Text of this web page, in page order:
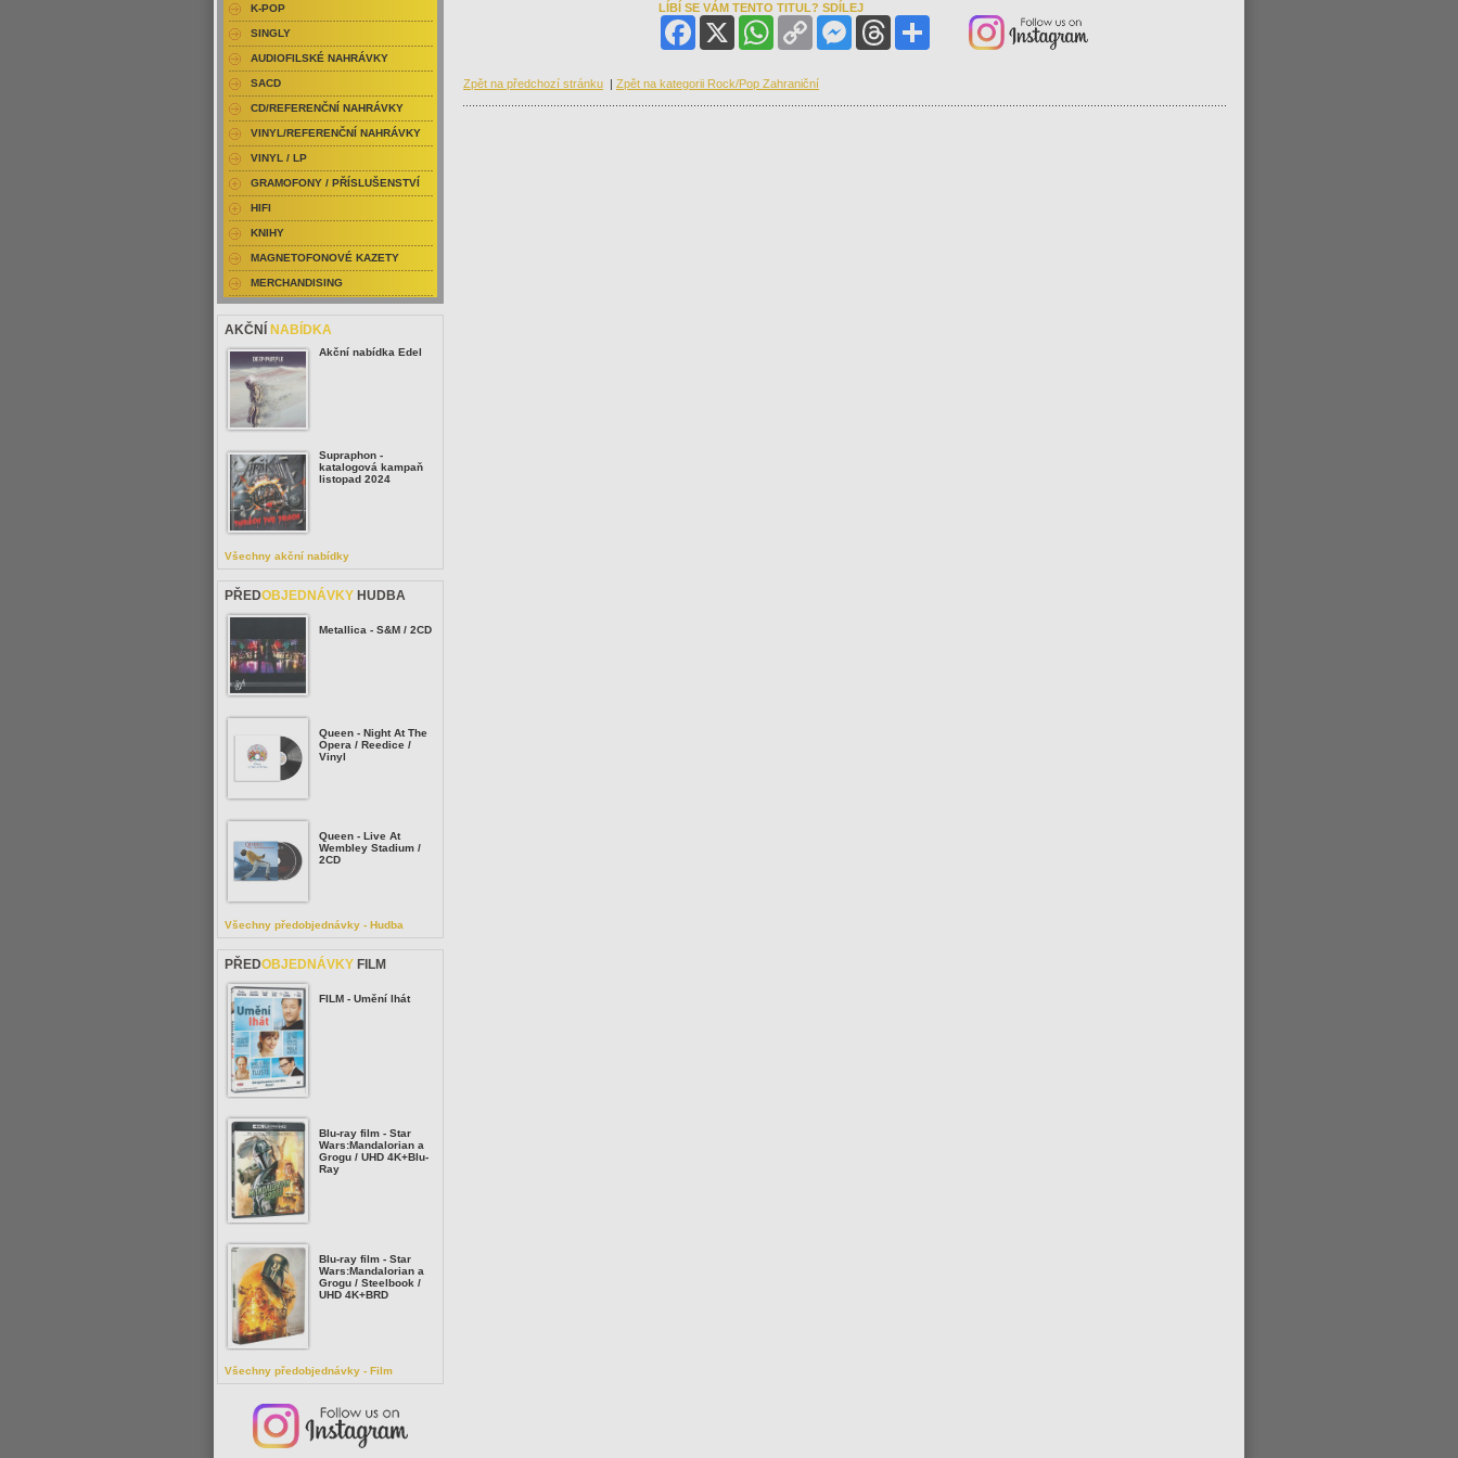
LÍBÍ SE VÁM TENTO TITUL? SDÍLEJ
Facebook
WhatsAppCopy
Link
MessengerThreads
Zpět na předchozí stránku | Zpět na kategorii Rock/Pop Zahraniční
K-POP
SINGLY
AUDIOFILSKÉ NAHRÁVKY
SACD
CD/REFERENČNÍ NAHRÁVKY
VINYL/REFERENČNÍ NAHRÁVKY
VINYL / LP
GRAMOFONY / PŘÍSLUŠENSTVÍ
HIFI
KNIHY
MAGNETOFONOVÉ KAZETY
MERCHANDISING
AKČNÍ NABÍDKA
Akční nabídka Edel
Supraphon -
katalogová kampaň
listopad 2024
Všechny akční nabídky
PŘEDOBJEDNÁVKY HUDBA
Metallica - S&M / 2CD
Queen - Night At The
Opera / Reedice /
Vinyl
Queen - Live At
Wembley Stadium /
2CD
Všechny předobjednávky - Hudba
PŘEDOBJEDNÁVKY FILM
FILM - Umění lhát
Blu-ray film - Star
Wars:Mandalorian a
Grogu / UHD 4K+Blu-
Ray
Blu-ray film - Star
Wars:Mandalorian a
Grogu / Steelbook /
UHD 4K+BRD
Všechny předobjednávky - Film